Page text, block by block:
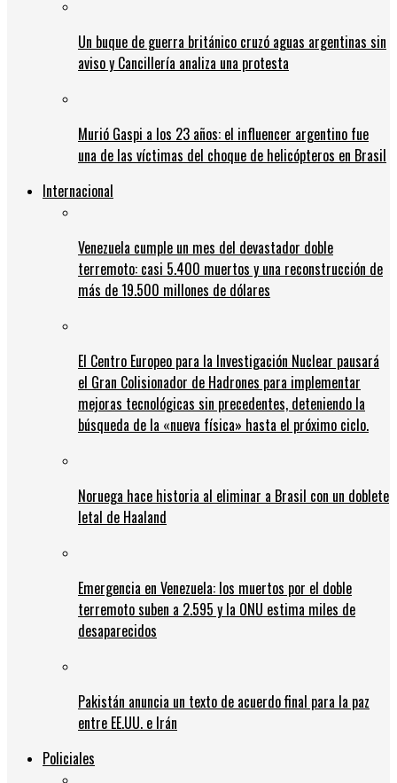
Un buque de guerra británico cruzó aguas argentinas sin
aviso y Cancillería analiza una protesta
Murió Gaspi a los 23 años: el influencer argentino fue
una de las víctimas del choque de helicópteros en Brasil
Internacional
Venezuela cumple un mes del devastador doble
terremoto: casi 5.400 muertos y una reconstrucción de
más de 19.500 millones de dólares
El Centro Europeo para la Investigación Nuclear pausará
el Gran Colisionador de Hadrones para implementar
mejoras tecnológicas sin precedentes, deteniendo la
búsqueda de la «nueva física» hasta el próximo ciclo.
Noruega hace historia al eliminar a Brasil con un doblete
letal de Haaland
Emergencia en Venezuela: los muertos por el doble
terremoto suben a 2.595 y la ONU estima miles de
desaparecidos
Pakistán anuncia un texto de acuerdo final para la paz
entre EE.UU. e Irán
Policiales